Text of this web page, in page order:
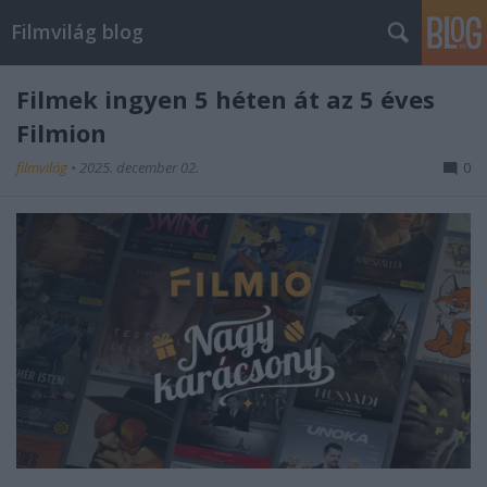
Filmvilág blog
Filmek ingyen 5 héten át az 5 éves
Filmion
filmvilág • 2025. december 02. 0